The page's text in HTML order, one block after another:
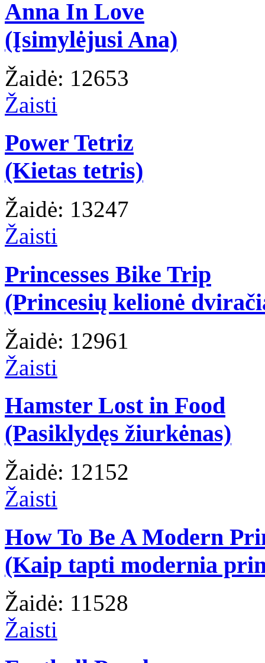
Anna In Love
(Įsimylėjusi Ana)
Žaidė: 12653
Žaisti
Power Tetriz
(Kietas tetris)
Žaidė: 13247
Žaisti
Princesses Bike Trip
(Princesių kelionė
Žaidė: 12961
Žaisti
Hamster Lost in Food
(Pasiklydęs žiurkėnas)
Žaidė: 12152
Žaisti
How To Be A Modern
(Kaip tapti modernia
Žaidė: 11528
Žaisti